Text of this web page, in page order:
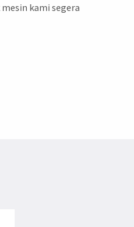
kami segera